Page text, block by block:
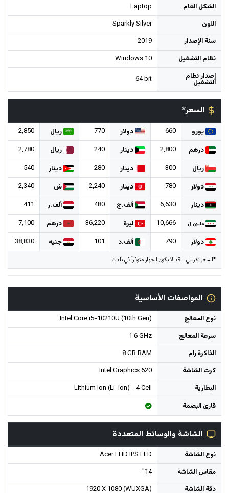
الشكل العام
Laptop
اللون
Sparkly Silver
سنة الإصدار
2019
نظام التشغيل
Windows 10
إصدار نظام
التشغيل 64 bit
السعر*
يورو 660 دولار 770 ريال
2,850
درهم
2,800 دينار 240 ريال
2,780
ريال
300 دينار 280 دينار
540
دولار
780 دينار 2,240 ش
2,340
دينار
6,630 ألف.ج 480 ألف.ر 411
مليون.ل 10,666 ليرة 36,220 درهم
7,100
دولار
790 ألف.د 101 جنيه 38,830
*السعر تقريبي - قد لا يكون الجهاز متوفراً في بلدك
المواصفات الأساسية
نوع المعالج
Intel Core i5-10210U (10th Gen)
سرعة المعالج
1.6 GHz
الذاكرة رام
8 GB RAM
كرت الشاشة
Intel Graphics 620
البطارية
Lithium Ion (Li-Ion) - 4 Cell
قارئ البصمة
الشاشة والوسائط المتعددة
نوع الشاشة
Acer FHD IPS LED
مقاس الشاشة
14"
دقة الشاشة
1920 X 1080 (WUXGA)